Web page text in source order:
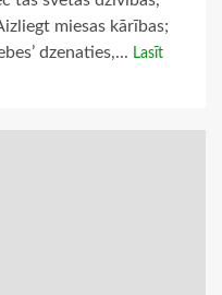
miesas kārības;
dzenaties,... Lasīt